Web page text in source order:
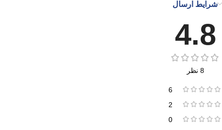
شرایط ارسال
4.8
8 نظر
6
2
0